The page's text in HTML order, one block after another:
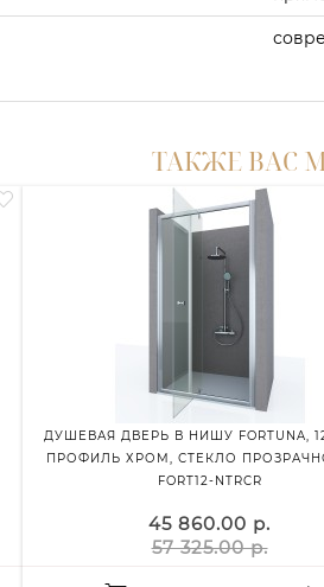
ТАКЖЕ ВАС
ДУШЕВАЯ ДВЕРЬ В НИШУ FORTUNA,
ПРОФИЛЬ ХРОМ, СТЕКЛО
FORT12-NTRCR
45 860.00 р.
57 325.00 р.